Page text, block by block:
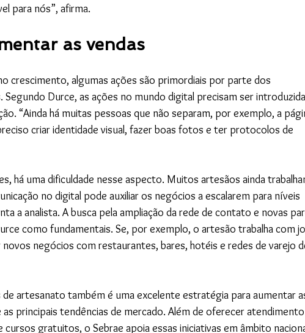
para nós”, afirma.
as vendas
crescimento, algumas ações são primordiais por parte dos
Durce, as ações no mundo digital precisam ser
“Ainda há muitas pessoas que não separam, por exemplo, a
criar identidade visual, fazer boas fotos e ter protocolos de
há uma dificuldade nesse aspecto. Muitos artesãos ainda
no digital pode auxiliar os negócios a escalarem para níveis
a analista. A busca pela ampliação da rede de contato e novas
como fundamentais. Se, por exemplo, o artesão trabalha com
negócios com restaurantes, bares, hotéis e redes de varejo
artesanato também é uma excelente estratégia para aumentar
as principais tendências de mercado. Além de oferecer atendimento
cursos gratuitos, o Sebrae apoia essas iniciativas em âmbito